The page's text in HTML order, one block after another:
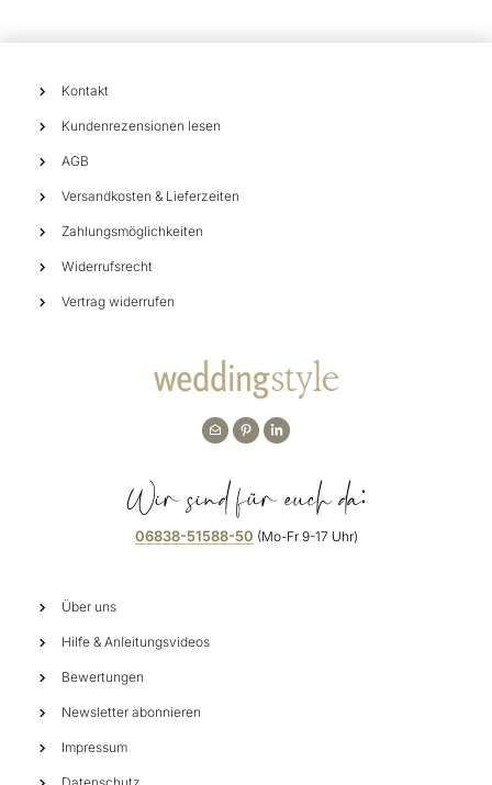
Kontakt
Kundenrezensionen lesen
AGB
Versandkosten & Lieferzeiten
Zahlungsmöglichkeiten
Widerrufsrecht
Vertrag widerrufen
Wir sind für euch da:
06838-51588-50 (Mo-Fr 9-17 Uhr)
Über uns
Hilfe & Anleitungsvideos
Bewertungen
Newsletter abonnieren
Impressum